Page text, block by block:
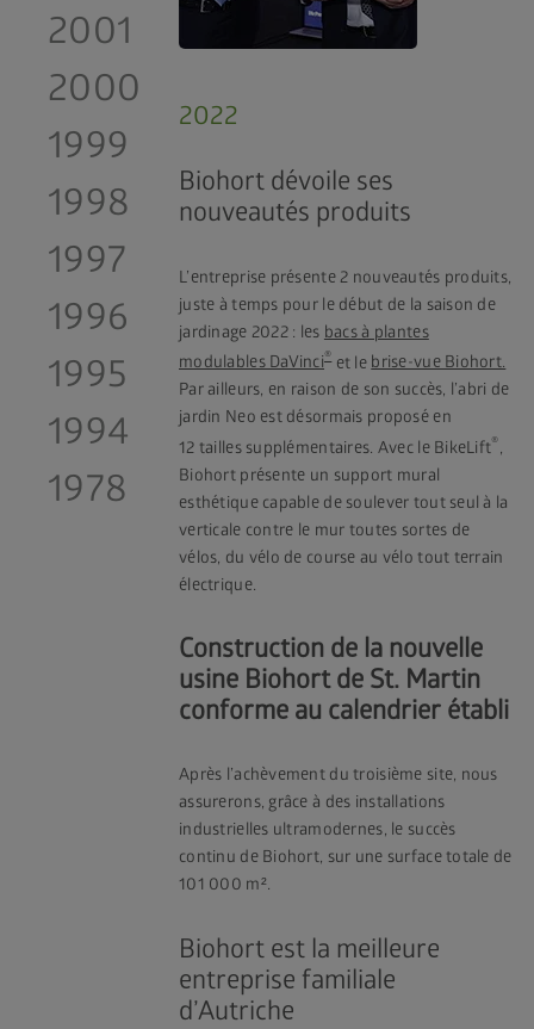
2022
Biohort dévoile ses
nouveautés produits
L’entreprise présente 2 nouveautés produits,
juste à temps pour le début de la saison de
jardinage 2022 : les bacs à plantes
modulables DaVinci®et le brise-vue Biohort.
Par ailleurs, en raison de son succès, l’abri de
jardin Neo est désormais proposé en
12 tailles supplémentaires. Avec le BikeLift®,
Biohort présente un support mural
esthétique capable de soulever tout seul à la
verticale contre le mur toutes sortes de
vélos, du vélo de course au vélo tout terrain
électrique.
Construction de la nouvelle
usine Biohort de St. Martin
conforme au calendrier établi
Après l’achèvement du troisième site, nous
assurerons, grâce à des installations
industrielles ultramodernes, le succès
continu de Biohort, sur une surface totale de
101 000 m².
Biohort est la meilleure
entreprise familiale
d’Autriche
2001
2000
1999
1998
1997
1996
1995
1994
1978